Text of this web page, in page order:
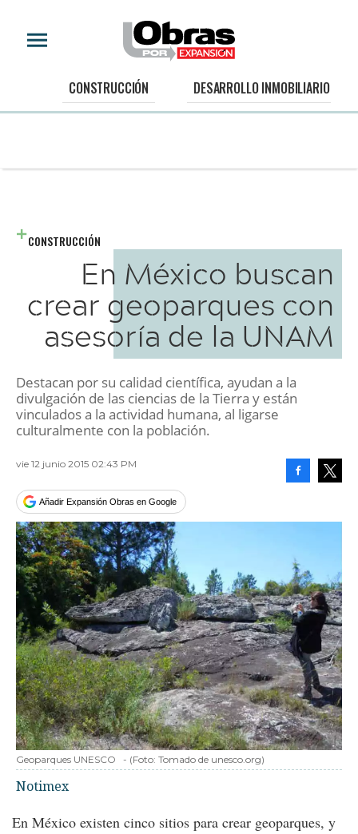
CONSTRUCCIÓN DESARROLLO INMOBILIARIO
CONSTRUCCIÓN
En México buscan
crear geoparques con
asesoría de la UNAM
Destacan por su calidad científica, ayudan a la
divulgación de las ciencias de la Tierra y están
vinculados a la actividad humana, al ligarse
culturalmente con la población.
vie 12 junio 2015 02:43 PM
Añadir Expansión Obras en Google
Geoparques UNESCO - (Foto: Tomado de unesco.org)
Notimex
En México existen cinco sitios para crear geoparques, y